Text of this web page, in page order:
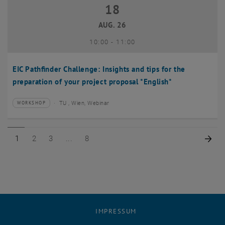
EIC Pathfinder Challenge: Insights and tips for the
preparation of your project proposal *English*
18 August 2026
18
AUG. 26
10:00- bis
11:00
Veranstaltungstyp:
WORKSHOP
Veranstaltungsort:TU , Wien, Webinar
Seite 1 von 8
1 Seite 2 von 8
2 Seite 3 von 8
3 Seite 8 von 8
8
IMPRESSUM